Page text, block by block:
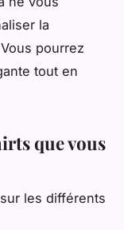
la
pourrez
tout en
que vous
les différents